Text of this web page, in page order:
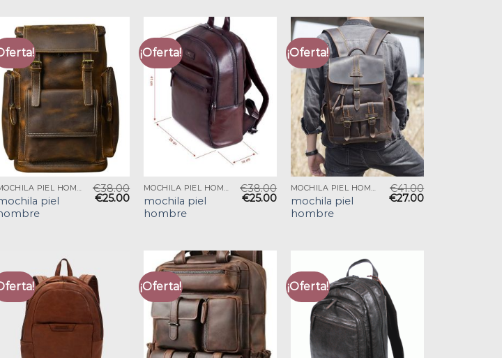
MOCHILA PIEL HOMBRE
piel
€38.00
€25.00
¡Oferta!
MOCHILA PIEL HOMBRE
mochila piel
hombre
€38.00
€25.00
¡Oferta!
MOCHILA PIEL HOMBRE
mochila piel
hombre
€41.00
€27.00
¡Oferta! ¡Oferta!